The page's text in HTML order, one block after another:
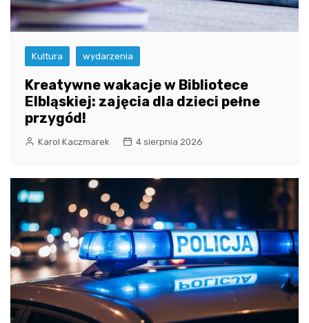
Kultura wydarzenia
Kreatywne wakacje w Bibliotece
Elbląskiej: zajęcia dla dzieci pełne
przygód!
Karol Kaczmarek 4 sierpnia 2026